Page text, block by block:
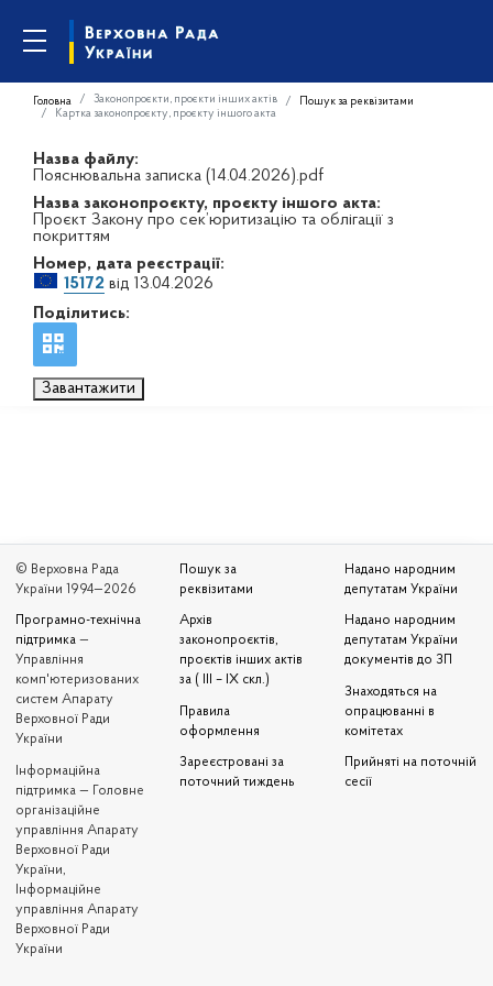
Головна Законопроєкти, проєкти інших актів
Пошук за реквізитами
Картка законопроєкту, проєкту іншого акта
Назва файлу:
Пояснювальна записка (14.04.2026).pdf
Назва законопроєкту, проєкту іншого акта:
Проєкт Закону про сек’юритизацію та облігації з
покриттям
Номер, дата реєстрації:
15172від 13.04.2026
Поділитись:
Завантажити
© Верховна Рада
України 1994—2026
Програмно-технічна
підтримка —
Управління
комп'ютеризованих
систем Апарату
Верховної Ради
України
Iнформаційна
підтримка — Головне
організаційне
управління Апарату
Верховної Ради
України,
Інформаційне
управління Апарату
Верховної Ради
України
Пошук за
реквізитами
Архів
законопроєктів,
проєктів інших актів
за ( III – IX скл.)
Правила
оформлення
Зареєстровані за
поточний тиждень
Надано народним
депутатам України
Надано народним
депутатам України
документів до ЗП
Знаходяться на
опрацюванні в
комітетах
Прийняті на поточній
сесії